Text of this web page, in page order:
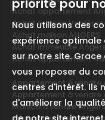
Achat appartement
Achat maison
Achat maison ANGERS
Achat immeuble
Achat appartement
Appartement à vendre
Appartement à vendre
Maison à vendre Angers
priorité pour
Nous utilisons des
expérience
sur notre site.
vous proposer du
centres d'intérêt. Ils
d'améliorer la